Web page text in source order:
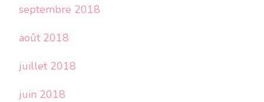
septembre 2018
août 2018
juillet 2018
juin 2018